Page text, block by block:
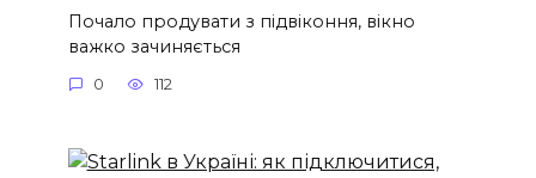
Почало продувати з підвіконня, вікно
важко зачиняється
0 112